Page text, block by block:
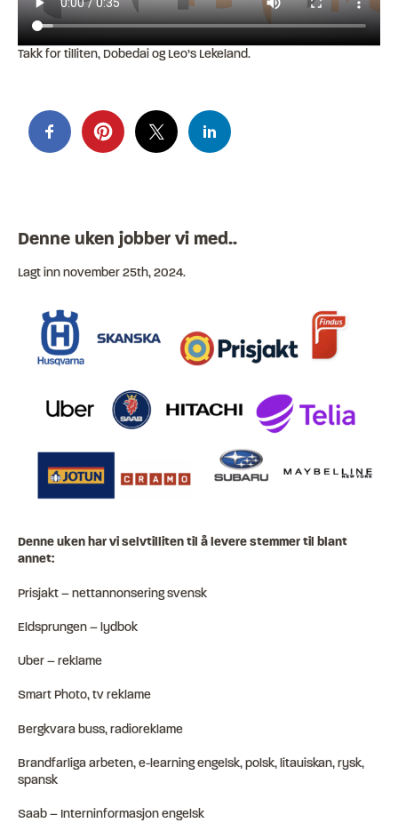
Takk for tilliten, Dobedai og Leo’s Lekeland.
Denne uken jobber vi med..
Lagt innnovember 25th, 2024.
Denne uken har vi selvtilliten til å levere stemmer til blant
annet:
Prisjakt – nettannonsering svensk
Eldsprungen – lydbok
Uber – reklame
Smart Photo, tv reklame
Bergkvara buss, radioreklame
Brandfarliga arbeten, e-learning engelsk, polsk, litauiskan, rysk,
spansk
Saab – Interninformasjon engelsk